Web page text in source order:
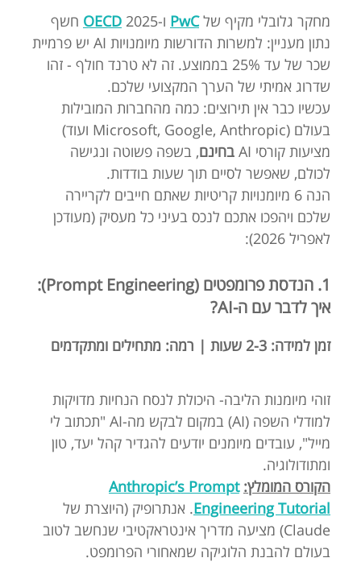
מחקר גלובלי מקיף שלPwC ו- OECD 2025 חשף
נתון מעניין: למשרות הדורשות מיומנויות AI יש פרמיית
שכר של עד 25% בממוצע. זה לא טרנד חולף - זהו
שדרוג אמיתי של הערך המקצועי שלכם.
עכשיו כבר אין תירוצים: כמה מהחברות המובילות
בעולם (Microsoft, Google, Anthropic ועוד)
מציעות קורסי AI
בחינם, בשפה פשוטה ונגישה
לכולם, שאפשר לסיים תוך שעות בודדות.
הנה 6 מיומנויות קריטיות שאתם חייבים לקריירה
שלכם ויהפכו אתכם לנכס בעיני כל מעסיק (מעודכן
לאפריל 2026):
1. הנדסת פרומפטים (Prompt Engineering):
איך לדבר עם ה-AI?
זמן למידה: 2-3 שעות | רמה: מתחילים ומתקדמים
זוהי מיומנות הליבה- היכולת לנסח הנחיות מדויקות
למודלי השפה (AI) במקום לבקש מה-AI "תכתוב לי
מייל", עובדים מיומנים יודעים להגדיר קהל יעד, טון
ומתודולוגיה.
הקורס המומלץ: Anthropic’s Prompt
Engineering Tutorial. אנתרופיק (היוצרת של
Claude) מציעה מדריך אינטראקטיבי שנחשב לטוב
בעולם להבנת הלוגיקה שמאחורי הפרומפט.